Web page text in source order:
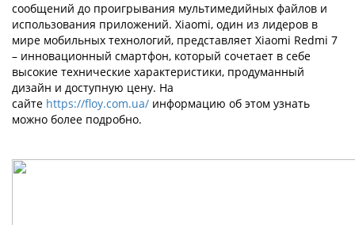
сообщений до проигрывания мультимедийных файлов и
использования приложений. Xiaomi, один из лидеров в
мире мобильных технологий, представляет Xiaomi Redmi 7
– инновационный смартфон, который сочетает в себе
высокие технические характеристики, продуманный
дизайн и доступную цену. На
сайте https://floy.com.ua/ информацию об этом узнать
можно более подробно.